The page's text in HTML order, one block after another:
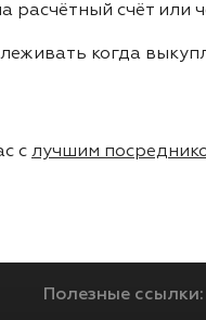
счёт или
когда
с лучшим
Полезные ссылки: